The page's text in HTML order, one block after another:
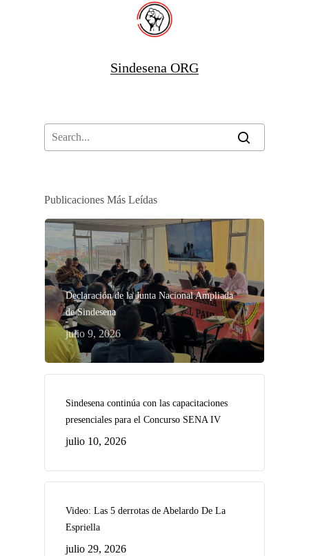
Sindesena ORG
Publicaciones Más Leídas
Declaración de la Junta Nacional Ampliada
de Sindesena
julio 9, 2026
Sindesena continúa con las capacitaciones
presenciales para el Concurso SENA IV
julio 10, 2026
Video: Las 5 derrotas de Abelardo De La
Espriella
julio 29, 2026